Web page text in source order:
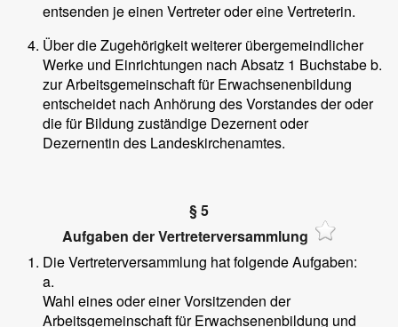
entsenden je einen Vertreter oder eine Vertreterin.
Über die Zugehörigkeit weiterer übergemeindlicher
Werke und Einrichtungen nach Absatz 1 Buchstabe b.
zur Arbeitsgemeinschaft für Erwachsenenbildung
entscheidet nach Anhörung des Vorstandes der oder
die für Bildung zuständige Dezernent oder
Dezernentin des Landeskirchenamtes.
§ 5
Aufgaben der Vertreterversammlung
Die Vertreterversammlung hat folgende Aufgaben:
a.
Wahl eines oder einer Vorsitzenden der
Arbeitsgemeinschaft für Erwachsenenbildung und